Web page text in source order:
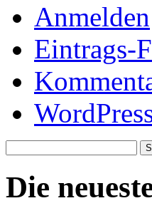
Anmelden
Eintrags-
nach:
Die